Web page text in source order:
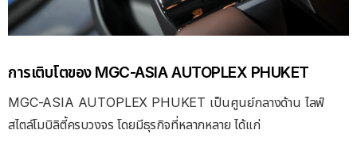
การเติบโตของ MGC-ASIA AUTOPLEX PHUKET
MGC-ASIA AUTOPLEX PHUKET เป็นศูนย์กลางด้าน ไลฟ์
สไตล์โมบิลิตี้ครบวงจร โดยมีธุรกิจที่หลากหลาย ได้แก่